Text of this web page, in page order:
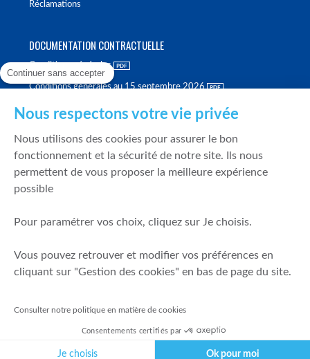
Réclamations
DOCUMENTATION CONTRACTUELLE
Conditions générales
Conditions générales au 15 septembre 2026
Politique de meilleure sélection
Politique de durabilité
Fonds de garantie des dépôts et de résolution
Mentions légales
Prévention de la fraude
Politique de gestion des conflits d'intérêts
Continuer sans accepter
Nous respectons votre vie privée
Nous utilisons des cookies pour assurer le bon
fonctionnement et la sécurité de notre site. Ils nous
permettent de vous proposer la meilleure expérience
possible
Pour paramétrer vos choix, cliquez sur Je choisis.
Vous pouvez retrouver et modifier vos préférences en
cliquant sur "Gestion des cookies" en bas de page du site.
Consulter notre politique en matière de cookies
Consentements certifiés par
Je choisis Ok pour moi